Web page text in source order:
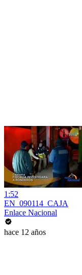
1:52
EN_090114_CAJA
Enlace Nacional
hace 12 años